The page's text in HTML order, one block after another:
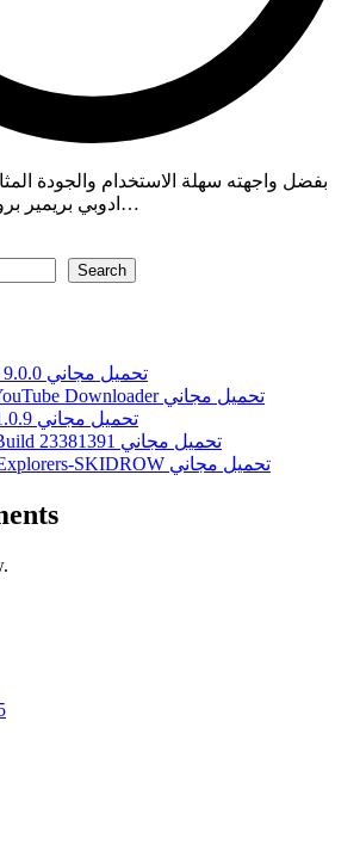
بفضل واجهته سهلة الاستخدام والجودة
ادوبي بريمير برو 2017 تطبيقًا احترافيًا…
Search
PDF Annotator 9.0.0 تحميل مجاني
MediaHuman YouTube Downloader تحميل مجاني
Kanna Maze v1.0.9 تحميل مجاني
Farm to Table Build 23381391 تحميل مجاني
Hyper Empire Explorers-SKIDROW تحميل مجاني